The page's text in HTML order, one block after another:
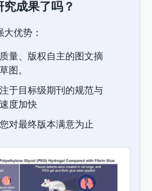
成果了吗？
优势：
量、版权自主的图文摘
图。
于目标级期刊的规范与
度加快
对最终版本满意为止